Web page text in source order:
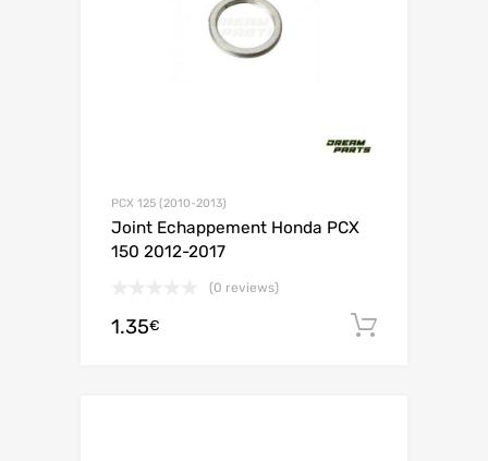
PCX 125 (2010-2013)
Joint Echappement Honda PCX
150 2012-2017
(0 reviews)
1.35€